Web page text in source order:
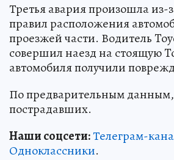
Третья авария произошла
правил расположения
проезжей части. Водитель
совершил наезд на стоящую
автомобиля получили
По предварительным
пострадавших.
Наши соцсети:Телеграм-
Одноклассники.